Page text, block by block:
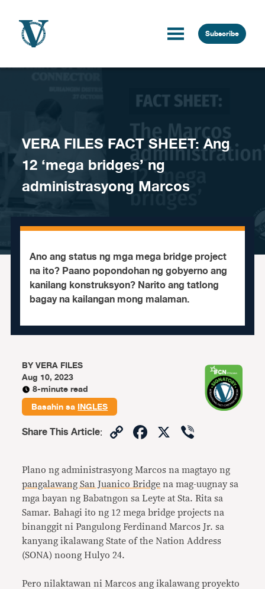
Subscribe
VERA FILES FACT SHEET: Ang
12 ‘mega bridges’ ng
administrasyong Marcos
Ano ang status ng mga mega bridge project
na ito? Paano popondohan ng gobyerno ang
kanilang konstruksyon? Narito ang tatlong
bagay na kailangan mong malaman.
BYVERA FILES
Aug 10, 2023
8-minute read
Basahin saINGLES
Share This Article: CopyFacebook
X
Plano ng administrasyong Marcos na magtayo ng
pangalawang San Juanico Bridge na mag-uugnay sa
mga bayan ng Babatngon sa Leyte at Sta. Rita sa
Samar. Bahagi ito ng 12 mega bridge projects na
binanggit ni Pangulong Ferdinand Marcos Jr. sa
kanyang ikalawang State of the Nation Address
(SONA) noong Hulyo 24.
Pero nilaktawan ni Marcos ang ikalawang proyekto